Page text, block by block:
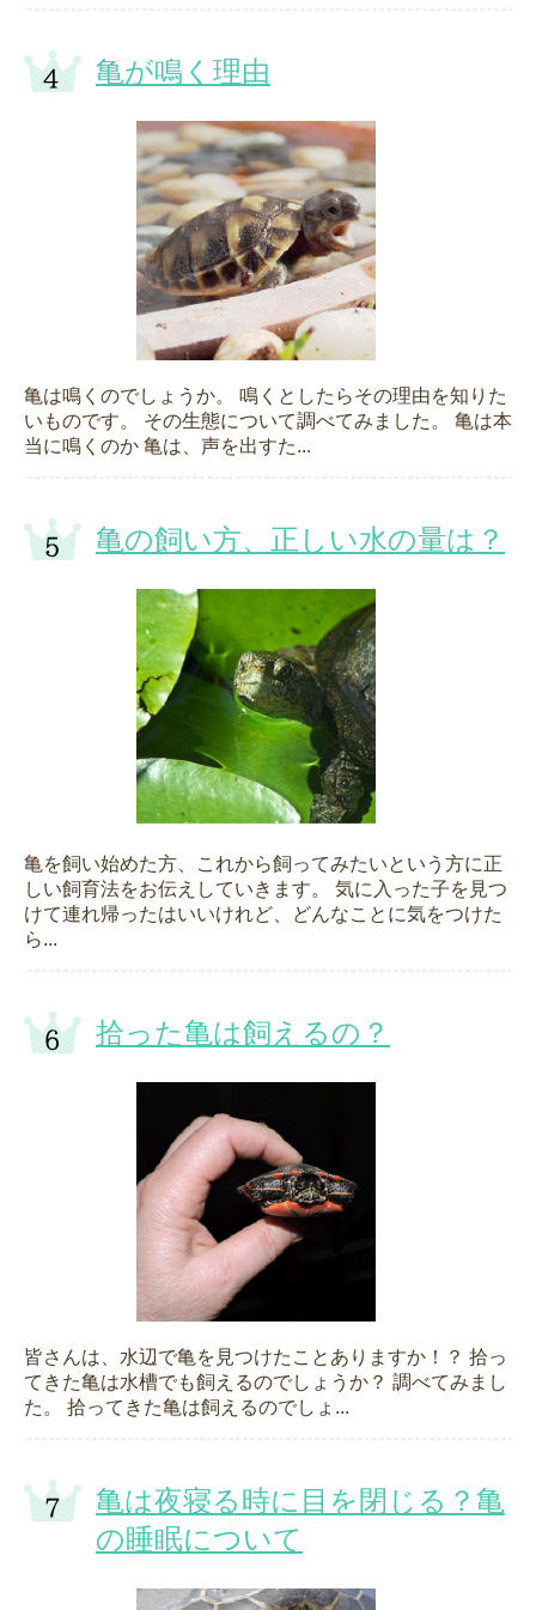
亀が鳴く理由
亀は鳴くのでしょうか。 鳴くとしたらその理由を知りた
いものです。 その生態について調べてみました。 亀は本
当に鳴くのか 亀は、声を出すた...
亀の飼い方、正しい水の量は？
亀を飼い始めた方、これから飼ってみたいという方に正
しい飼育法をお伝えしていきます。 気に入った子を見つ
けて連れ帰ったはいいけれど、どんなことに気をつけた
ら...
拾った亀は飼えるの？
皆さんは、水辺で亀を見つけたことありますか！？ 拾っ
てきた亀は水槽でも飼えるのでしょうか？ 調べてみまし
た。 拾ってきた亀は飼えるのでしょ...
亀は夜寝る時に目を閉じる？亀
の睡眠について